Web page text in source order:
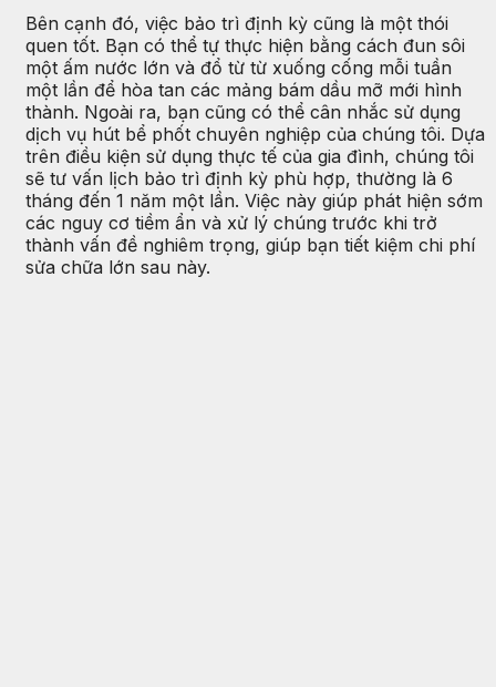
Bên cạnh đó, việc bảo trì định kỳ cũng là một thói
quen tốt. Bạn có thể tự thực hiện bằng cách đun sôi
một ấm nước lớn và đổ từ từ xuống cống mỗi tuần
một lần để hòa tan các mảng bám dầu mỡ mới hình
thành. Ngoài ra, bạn cũng có thể cân nhắc sử dụng
dịch vụ hút bể phốt chuyên nghiệp của chúng tôi. Dựa
trên điều kiện sử dụng thực tế của gia đình, chúng tôi
sẽ tư vấn lịch bảo trì định kỳ phù hợp, thường là 6
tháng đến 1 năm một lần. Việc này giúp phát hiện sớm
các nguy cơ tiềm ẩn và xử lý chúng trước khi trở
thành vấn đề nghiêm trọng, giúp bạn tiết kiệm chi phí
sửa chữa lớn sau này.